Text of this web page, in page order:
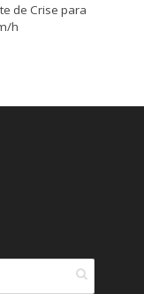
de Crise para
h